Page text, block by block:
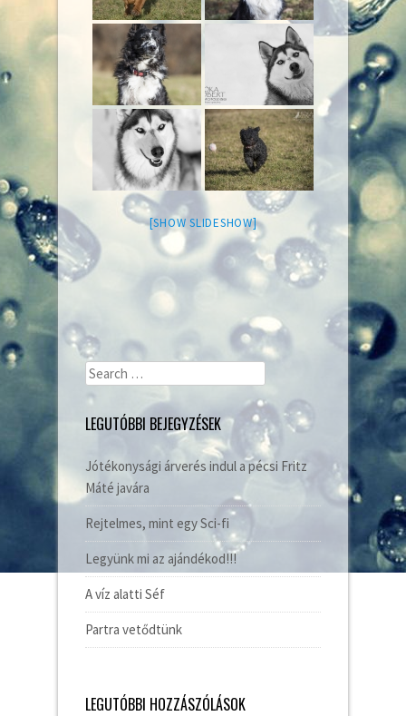
[SHOW SLIDESHOW]
Search
LEGUTÓBBI BEJEGYZÉSEK
Jótékonysági árverés indul a pécsi Fritz
Máté javára
Rejtelmes, mint egy Sci-fi
Legyünk mi az ajándékod!!!
A víz alatti Séf
Partra vetődtünk
LEGUTÓBBI HOZZÁSZÓLÁSOK